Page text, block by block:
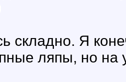
складно. Я
ляпы, но на